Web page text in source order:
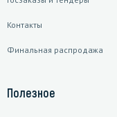
Контакты
Финальная распродажа
Полезное